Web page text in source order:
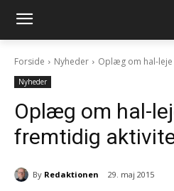
Forside Nyheder Oplæg om hal-
Nyheder
Oplæg om hal-
fremtidig
By Redaktionen 29. maj 2015